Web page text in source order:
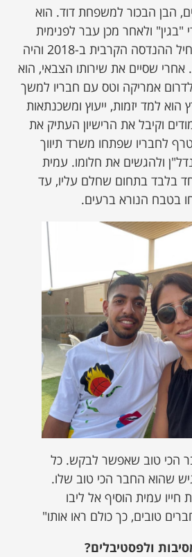
הבן הבכור למשפחת דוד. הוא
"בגין" ולאחר מכן עבר לפנימית
בויאר. בסיום התגייס לחיל ההנדסה הקרבית ב-2018 והיה
לוחם ומפקד גדוד 603. אחרי שסיים את שירותו הצבאי, הוא
אמריקה וטס עם חבריו למשך
הוא למד יזמות, ייעוץ ומשכנתאות
וקיבל את הרישיון העתיק את
לחבריו שפתחו משרד תיווך
ולהגשים את חלומו. עמית
בלבד בתחום שחלם עליו, עד
בטבח הנורא ברעים.
הכי טוב שאפשר לבקש. כל
שהוא החבר הכי טוב שלו.
עמית הוסיף אל ליבו
טובים, כך כולם ראו אותו"
ולפסטיבלים?